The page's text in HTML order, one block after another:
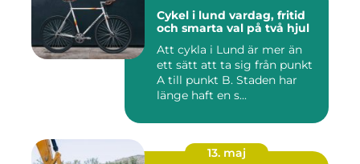
Cykel i lund vardag, fritid
och smarta val på två hjul
Att cykla i Lund är mer än
ett sätt att ta sig från punkt
A till punkt B. Staden har
länge haft en s...
13. maj